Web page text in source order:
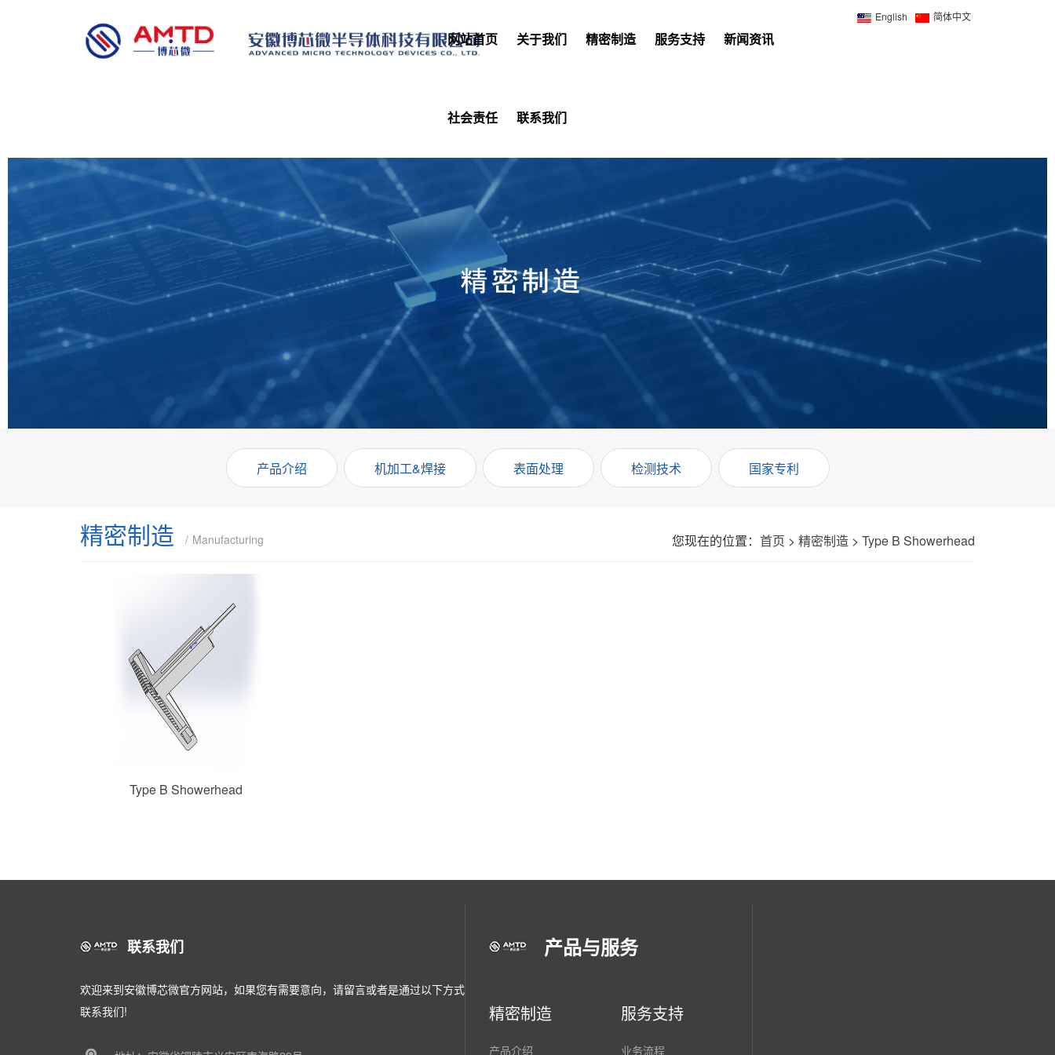
English 简体中文
网站首页 关于我们 精密制造 服务支持 新闻资讯
社会责任 联系我们
产品介绍 机加工&焊接 表面处理 检测技术 国家专利
精密制造 Manufacturing 您现在的位置： 首页 > 精密制造 > Type B Showerhead
Type B Showerhead
联系我们
欢迎来到安徽博芯微官方网站，如果您有需要意向，请留言或者是通过以下方式
联系我们!
产品与服务
精密制造
产品介绍
服务支持
业务流程